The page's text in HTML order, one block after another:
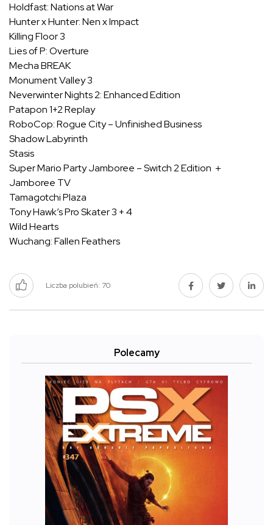
Holdfast: Nations at War
Hunter x Hunter: Nen x Impact
Killing Floor 3
Lies of P: Overture
Mecha BREAK
Monument Valley 3
Neverwinter Nights 2: Enhanced Edition
Patapon 1+2 Replay
RoboCop: Rogue City – Unfinished Business
Shadow Labyrinth
Stasis
Super Mario Party Jamboree – Switch 2 Edition ＋
Jamboree TV
Tamagotchi Plaza
Tony Hawk’s Pro Skater 3 + 4
Wild Hearts
Wuchang: Fallen Feathers
Liczba polubień: 70
Polecamy